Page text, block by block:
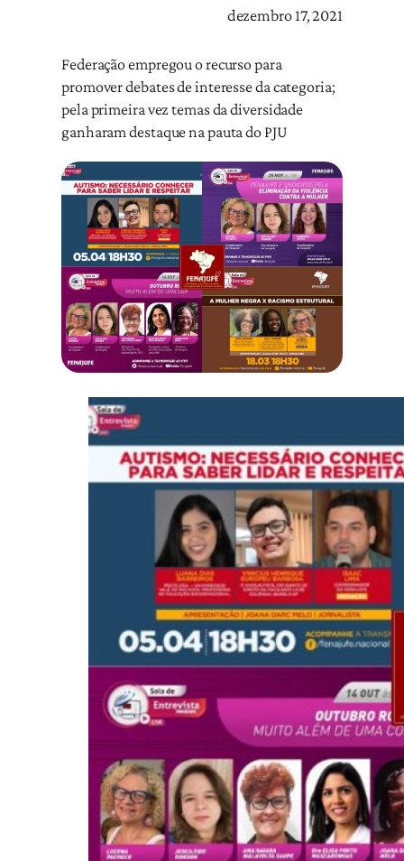
dezembro 17, 2021
Federação empregou o recurso para
promover debates de interesse da categoria;
pela primeira vez temas da diversidade
ganharam destaque na pauta do PJU